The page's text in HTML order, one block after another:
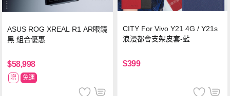
ASUS ROG XREAL R1 AR眼鏡
黑 組合優惠
$58,998
贈 免運
CITY For Vivo Y21 4G / Y21s
浪漫都會支架皮套-藍
$399